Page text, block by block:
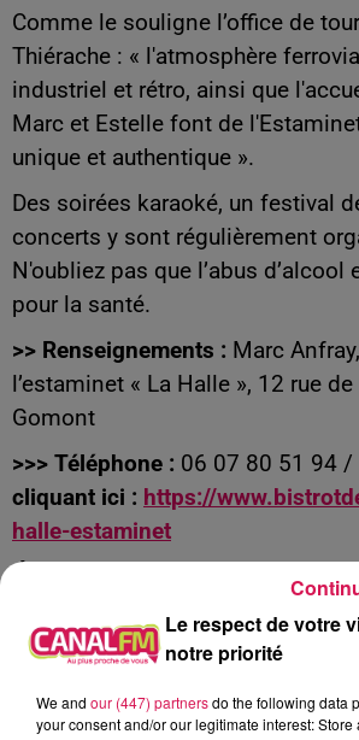
Comme le souligne l’office de
Thiérache : « l'atmosphère
industriel et rétro, ainsi que
Marc et Estelle font de
unique et authentique ».
Des soirées karaoké, un festival
concerts y sont régulièrement
N'oubliez pas que l’abus d’alcool
pour la santé.
>> Renseignements : Marc
l’estaminet « La Halle », 12 rue
Gomont
>>> Téléphone : 06 07 80 51 94 /
cliquant ici : https://
halle-estaminet
À L'ANTENNE
Le respect de votre
notre priorité
We and our (447) partnersdo the following data
your consent and/or our legitimate interest: Store